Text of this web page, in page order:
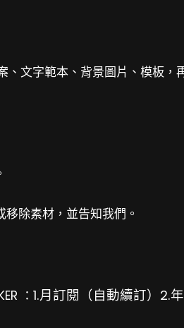
文字範本、背景圖片、模板
除素材，並告知我們。
： 1.月訂閱（自動續訂）2.